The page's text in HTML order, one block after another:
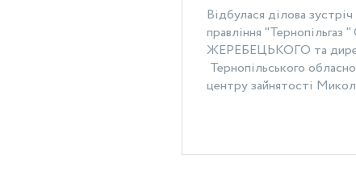
Відбулася ділова
правління "Тернопільгаз
ЖЕРЕБЕЦЬКОГО та
Тернопільського
центру зайнятості